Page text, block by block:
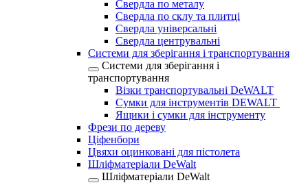
Свердла по металу
Свердла по склу та плитці
Свердла універсальні
Свердла центрувальні
Системи для зберігання і транспортування
Системи для зберігання і
транспортування
Візки транспортувальні DeWALT
Сумки для інструментів DEWALT
Ящики і сумки для інструменту
Фрези по дереву
Ціфенбори
Цвяхи оцинковані для пістолета
Шліфматеріали DeWalt
Шліфматеріали DeWalt